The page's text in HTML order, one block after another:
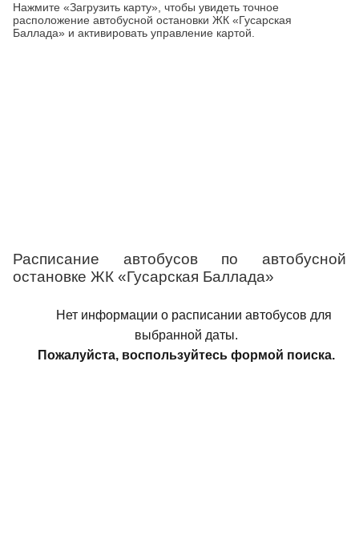
Нажмите «Загрузить карту», чтобы увидеть точное
расположение автобусной остановки ЖК «Гусарская
Баллада» и активировать управление картой.
Расписание автобусов по автобусной
остановке ЖК «Гусарская Баллада»
Нет информации о расписании автобусов для
выбранной даты.
Пожалуйста, воспользуйтесь формой поиска.